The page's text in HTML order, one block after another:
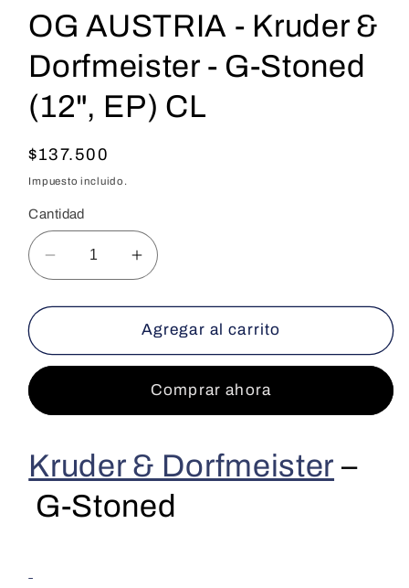
OG AUSTRIA - Kruder &
Dorfmeister - G-Stoned
(12", EP) CL
Precio
habitual
$137.500
Impuesto incluido.
Cantidad
Reducir
cantidad
para
AUSTRIA
-
&amp;
-
G-
Stoned
Aumentar
cantidad
para
OG
AUSTRIA
Kruder
&amp;
-
G-
Stoned
Agregar al carrito
Comprar ahora
Kruder & Dorfmeister –
G-Stoned